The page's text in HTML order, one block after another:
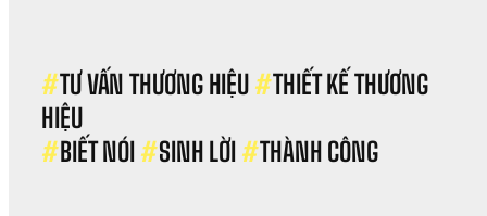
#TƯ VẤN THƯƠNG HIỆU #THIẾT KẾ THƯƠNG
HIỆU
#BIẾT NÓI #SINH LỜI #THÀNH CÔNG